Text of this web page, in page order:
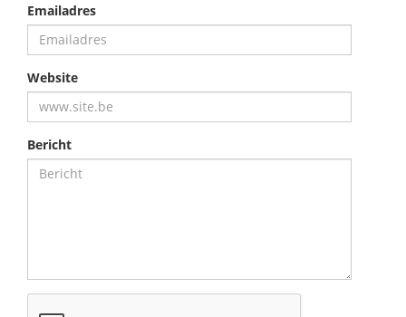
Emailadres
Website
Bericht